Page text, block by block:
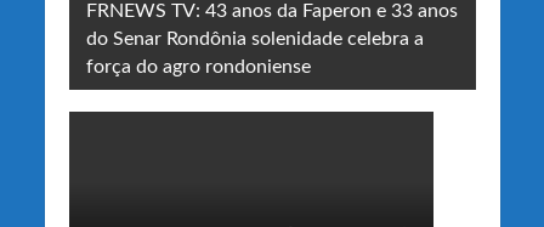
FRNEWS TV: 43 anos da Faperon e 33 anos
do Senar Rondônia solenidade celebra a
força do agro rondoniense